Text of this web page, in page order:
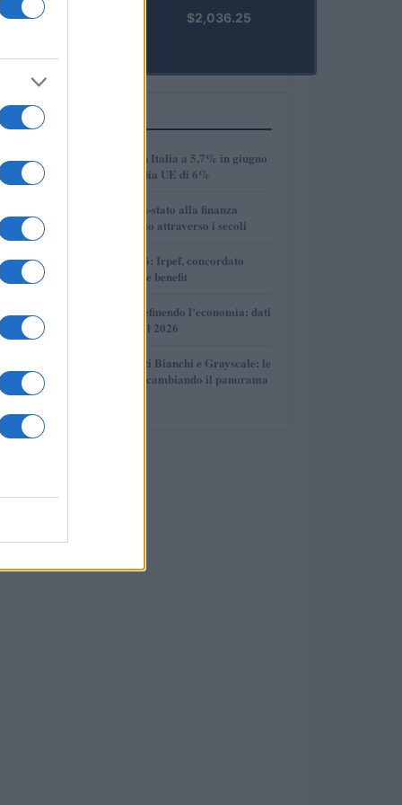
PRIME)
$2,036.25
PIÙ LETTI
1
Disoccupazione in Italia a 5,7% in giugno
2026, sotto la media UE di 6%
2
Dalle antiche città-stato alla finanza
globale: un viaggio attraverso i secoli
3
Novità fiscali 2026: Irpef, concordato
preventivo e fringe benefit
4
Come l’IA sta ridefinendo l’economia: dati
e prospettive per il 2026
5
Volotea, Certificati Bianchi e Grayscale: le
novità che stanno cambiando il panorama